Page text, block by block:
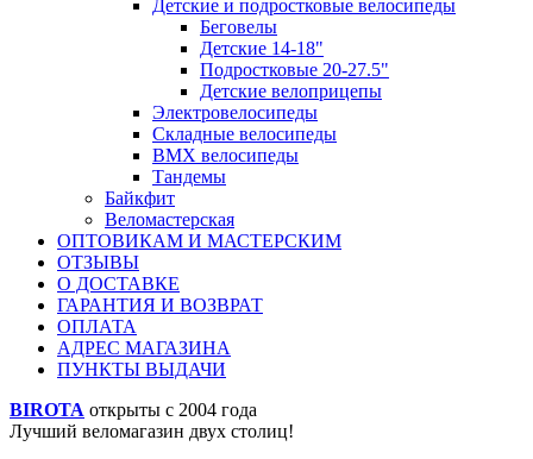
Детские и подростковые велосипеды
Беговелы
Детские 14-18"
Подростковые 20-27.5"
Детские велоприцепы
Электровелосипеды
Складные велосипеды
BMX велосипеды
Тандемы
Байкфит
Веломастерская
ОПТОВИКАМ И МАСТЕРСКИМ
ОТЗЫВЫ
О ДОСТАВКЕ
ГАРАНТИЯ И ВОЗВРАТ
ОПЛАТА
АДРЕС МАГАЗИНА
ПУНКТЫ ВЫДАЧИ
BIROTA открыты с 2004 года
Лучший веломагазин двух столиц!